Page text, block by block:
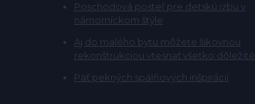
Poschodová posteľ pre detskú izbu v
námorníckom štýle
Aj do malého bytu môžete šikovnou
rekonštrukciou vtesnať všetko dôležité
Päť pekných spálňových inšpirácií